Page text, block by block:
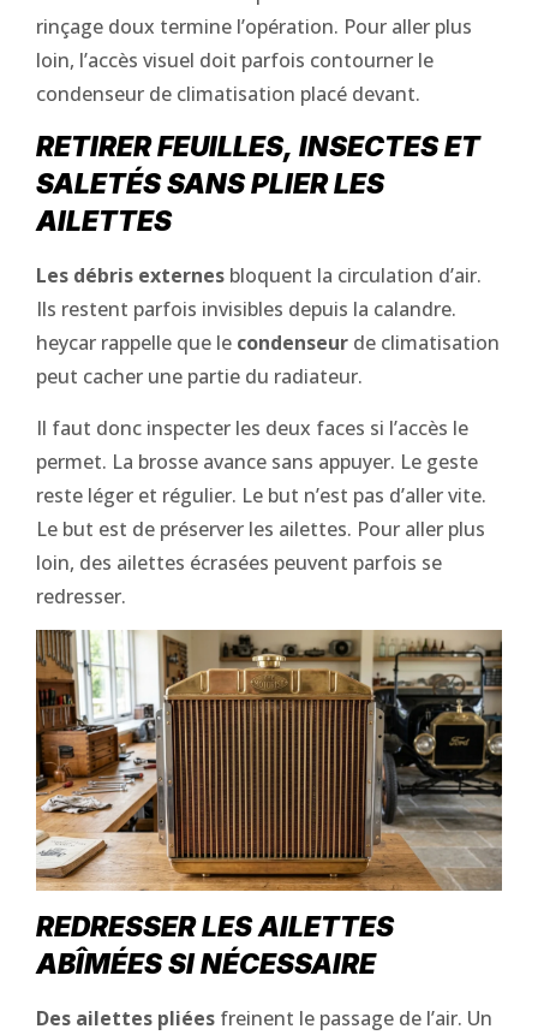
rinçage doux termine l’opération. Pour aller plus
loin, l’accès visuel doit parfois contourner le
condenseur de climatisation placé devant.
RETIRER FEUILLES, INSECTES ET
SALETÉS SANS PLIER LES
AILETTES
Les débris externes bloquent la circulation d’air.
Ils restent parfois invisibles depuis la calandre.
heycar rappelle que le condenseur de climatisation
peut cacher une partie du radiateur.
Il faut donc inspecter les deux faces si l’accès le
permet. La brosse avance sans appuyer. Le geste
reste léger et régulier. Le but n’est pas d’aller vite.
Le but est de préserver les ailettes. Pour aller plus
loin, des ailettes écrasées peuvent parfois se
redresser.
REDRESSER LES AILETTES
ABÎMÉES SI NÉCESSAIRE
Des ailettes pliées freinent le passage de l’air. Un